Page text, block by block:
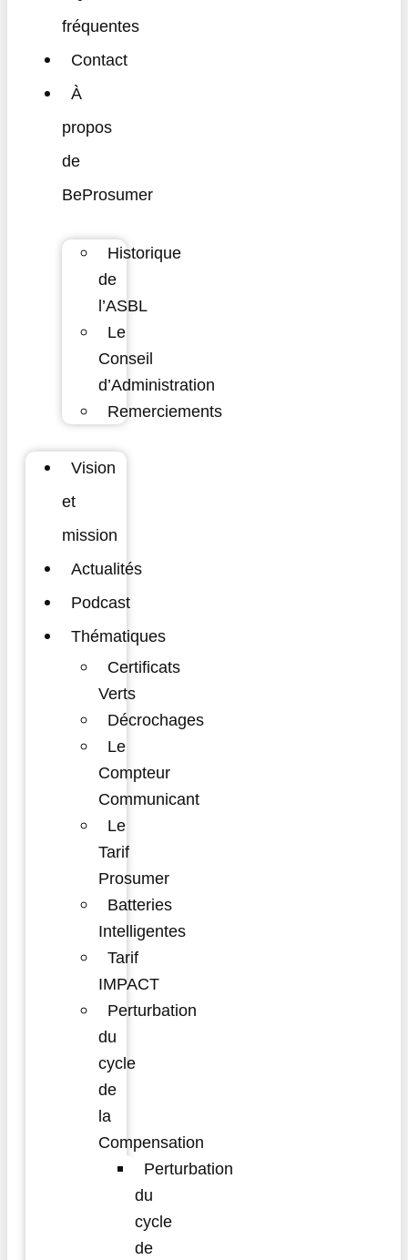
fréquentes
Contact
À
propos
de
BeProsumer
Historique
de
l’ASBL
Le
Conseil
d’Administration
Remerciements
Vision
et
mission
Actualités
Podcast
Thématiques
Certificats
Verts
Décrochages
Le
Compteur
Communicant
Le
Tarif
Prosumer
Batteries
Intelligentes
Tarif
IMPACT
Perturbation
du
cycle
de
la
Compensation
Perturbation
du
cycle
de